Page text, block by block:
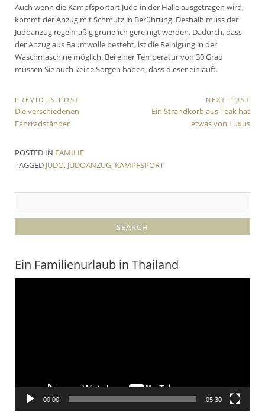
Auch wenn die Kampfsportart Judo in der Halle ausgetragen wird,
kommt der Anzug mit Schmutz in Berührung. Deshalb muss der
Judoanzug regelmäßig gründlich gereinigt werden. Dadurch, dass
der Anzug aus Baumwolle besteht, ist die Reinigung in der
Waschmaschine möglich. Bei einer Temperatur von 30 Grad
müssen Sie auch keine Sorgen haben, dass dieser einläuft.
Beitragsnavigation
PREVIOUS POST
Previous
Post:
Die verschiedenen
Fahrradständer
NEXT POST
Next
Ein Strandkorb aus Teak hat
etwas von Luxus
POSTED IN FAMILIE
TAGGED JUDO, JUDOANZUG, KAMPFSPORT
Ein Familienurlaub in Thailand
00:00 05:30